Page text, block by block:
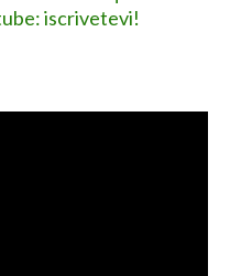
iscrivetevi!